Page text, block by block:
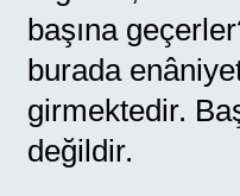
başına
burada
girmektedir.
değildir.